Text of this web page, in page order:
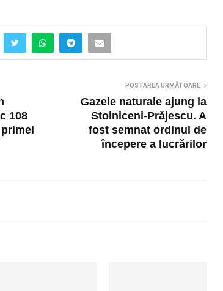
108
POSTAREA URMĂTOARE
Gazele naturale ajung la
Stolniceni-Prăjescu. A
fost semnat ordinul de
începere a lucrărilor